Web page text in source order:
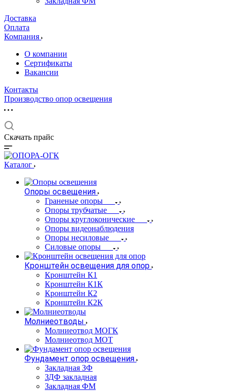
Доставка
Оплата
Компания
О компании
Сертификаты
Вакансии
Контакты
Производство опор освещения
Скачать прайс
Каталог
Опоры освещения
Граненые опоры
Опоры трубчатые
Опоры круглоконические
Опоры видеонаблюдения
Опоры несиловые
Силовые опоры
Кронштейн освещения для опор
Кронштейн К1
Кронштейн К1К
Кронштейн К2
Кронштейн К2К
Молниеотводы
Молниеотвод МОГК
Молниеотвод МОТ
Фундамент опор освещения
Закладная ЗФ
ЗДФ закладная
Закладная ФМ